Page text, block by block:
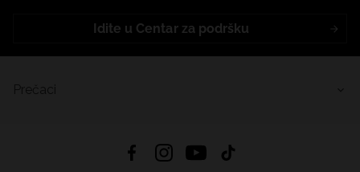
Idite u Centar za podršku